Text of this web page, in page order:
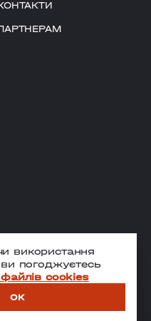
& Developed byRIBS
використання
погоджуєтесь
cookies
OK